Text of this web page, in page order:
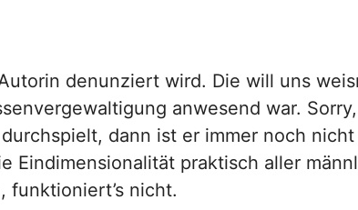
denunziert wird. Die will uns
anwesend war.
dann ist er immer noch
Eindimensionalität praktisch aller
funktioniert’s nicht.